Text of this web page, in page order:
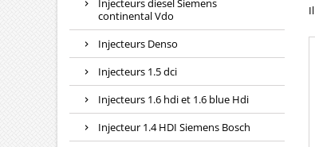
Injecteurs diesel Siemens
continental Vdo
Injecteurs Denso
Injecteurs 1.5 dci
Injecteurs 1.6 hdi et 1.6 blue Hdi
Injecteur 1.4 HDI Siemens Bosch